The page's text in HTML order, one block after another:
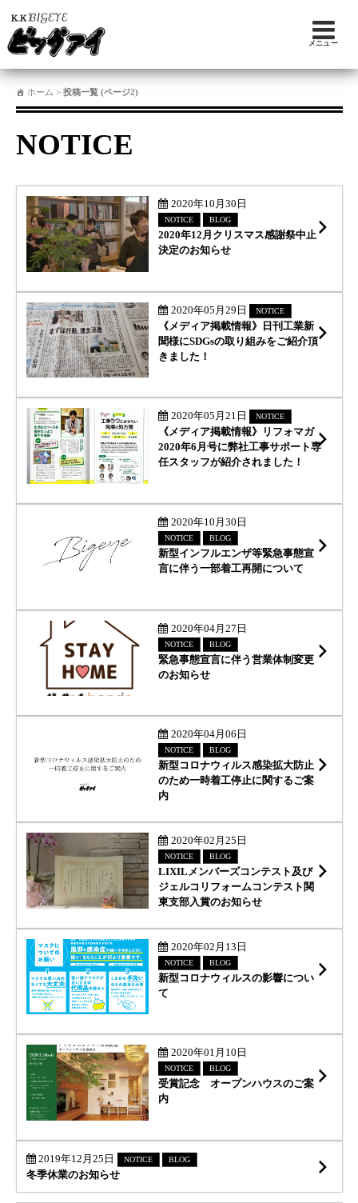
メニュー
ホーム > 投稿一覧 (ページ2)
NOTICE
2020年10月30日
NOTICE BLOG
2020年12月クリスマス感謝祭中止
決定のお知らせ
2020年05月29日 NOTICE
《メディア掲載情報》日刊工業新
聞様にSDGsの取り組みをご紹介頂
きました！
2020年05月21日 NOTICE
《メディア掲載情報》リフォマガ
2020年6月号に弊社工事サポート専
任スタッフが紹介されました！
2020年10月30日
NOTICE BLOG
新型インフルエンザ等緊急事態宣
言に伴う一部着工再開について
2020年04月27日
NOTICE BLOG
緊急事態宣言に伴う営業体制変更
のお知らせ
2020年04月06日
NOTICE BLOG
新型コロナウィルス感染拡大防止
のため一時着工停止に関するご案
内
2020年02月25日
NOTICE BLOG
LIXILメンバーズコンテスト及び
ジェルコリフォームコンテスト関
東支部入賞のお知らせ
2020年02月13日
NOTICE BLOG
新型コロナウィルスの影響につい
て
2020年01月10日
NOTICE BLOG
受賞記念 オープンハウスのご案
内
2019年12月25日 NOTICE BLOG
冬季休業のお知らせ